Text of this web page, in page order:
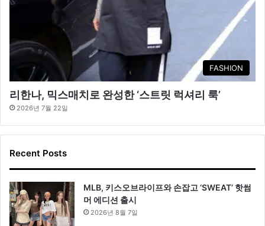
FASHION
리한나, 믹스매치로 완성한 ‘스트릿 럭셔리 룩’
2026년 7월 22일
Recent Posts
MLB, 키스오브라이프와 손잡고 ‘SWEAT’ 핫썸
머 에디션 출시
2026년 8월 7일